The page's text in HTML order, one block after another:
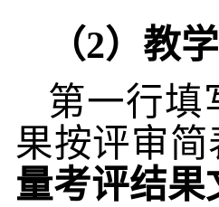
（2）教
第一行填
果按评审
量考评结果